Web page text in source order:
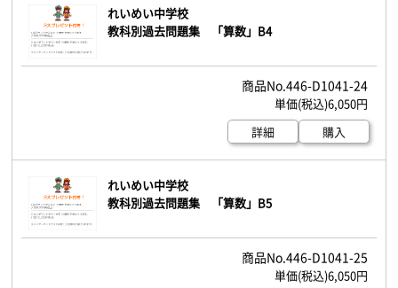
れいめい中学校
教科別過去問題集 「算数」B4
446-D1041-24
6,050円
詳細
購入
れいめい中学校
教科別過去問題集 「算数」B5
446-D1041-25
6,050円